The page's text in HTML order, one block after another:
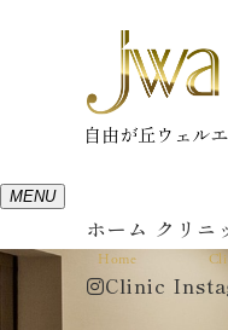
MENU
ホーム
Home
クリニ
Clinic